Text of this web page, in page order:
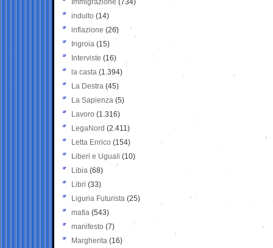
Immigrazione (734)
indulto (14)
inflazione (26)
Ingroia (15)
Interviste (16)
la casta (1.394)
La Destra (45)
La Sapienza (5)
Lavoro (1.316)
LegaNord (2.411)
Letta Enrico (154)
Liberi e Uguali (10)
Libia (68)
Libri (33)
Liguria Futurista (25)
mafia (543)
manifesto (7)
Margherita (16)